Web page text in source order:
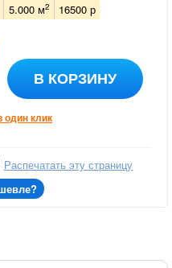
5.000 м2 16500 р
В КОРЗИНУ
один клик
Распечатать эту страницу